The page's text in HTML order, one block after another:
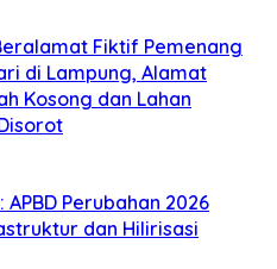
Fiktif Pemenang
di Lampung, Alamat
Kosong dan Lahan
APBD Perubahan 2026
dan Hilirisasi